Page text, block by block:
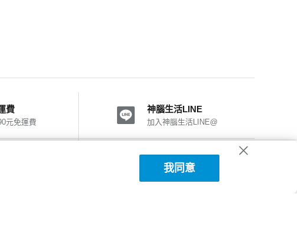
費
元免運費
神腦生活LINE
加入神腦生活LINE@
福利 神腦國際粉絲團
加入FB粉絲團
我同意